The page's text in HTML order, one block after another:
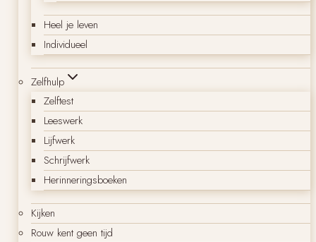
Heel je leven
Individueel
Zelfhulp
Zelftest
Leeswerk
Lijfwerk
Schrijfwerk
Herinneringsboeken
Kijken
Rouw kent geen tijd